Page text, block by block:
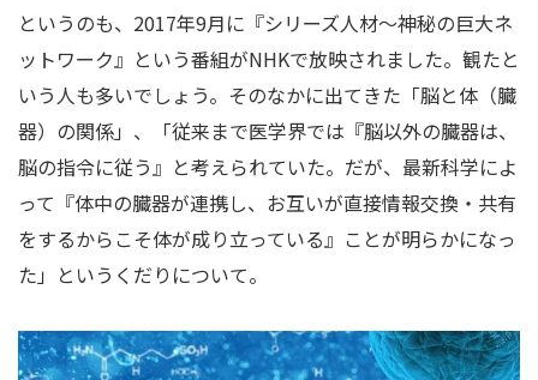
というのも、2017年9月に『シリーズ人材〜神秘の巨大ネ
ットワーク』という番組がNHKで放映されました。観たと
いう人も多いでしょう。そのなかに出てきた「脳と体（臓
器）の関係」、「従来まで医学界では『脳以外の臓器は、
脳の指令に従う』と考えられていた。だが、最新科学によ
って『体中の臓器が連携し、お互いが直接情報交換・共有
をするからこそ体が成り立っている』ことが明らかになっ
た」というくだりについて。